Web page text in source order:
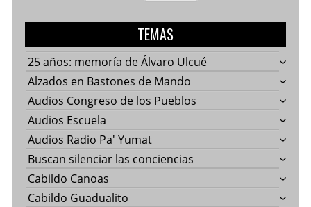
TEMAS
25 años: memoría de Álvaro Ulcué
Alzados en Bastones de Mando
Audios Congreso de los Pueblos
Audios Escuela
Audios Radio Pa' Yumat
Buscan silenciar las conciencias
Cabildo Canoas
Cabildo Guadualito